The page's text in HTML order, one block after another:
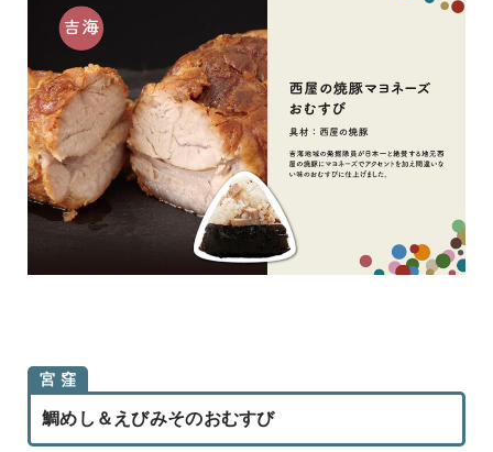
宮 窪
鯛めし＆えびみそのおむすび